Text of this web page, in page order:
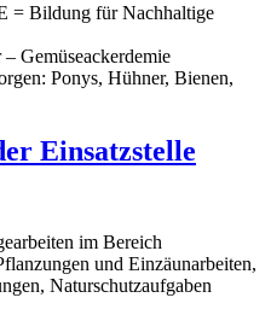
= Bildung für Nachhaltige
Gemüseackerdemie
Ponys, Hühner, Bienen,
Einsatzstelle
im Bereich
und Einzäunarbeiten,
Naturschutzaufgaben